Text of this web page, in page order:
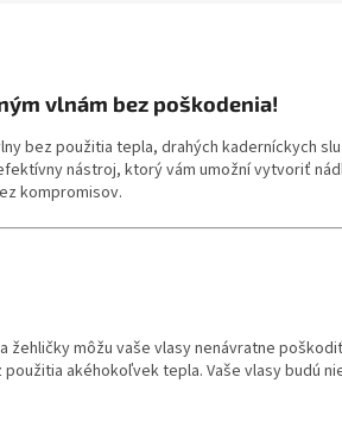
vlnám bez poškodenia!
bez použitia tepla, drahých kaderníckych
nástroj, ktorý vám umožní vytvoriť
kompromisov.
žehličky môžu vaše vlasy nenávratne
akéhokoľvek tepla. Vaše vlasy budú